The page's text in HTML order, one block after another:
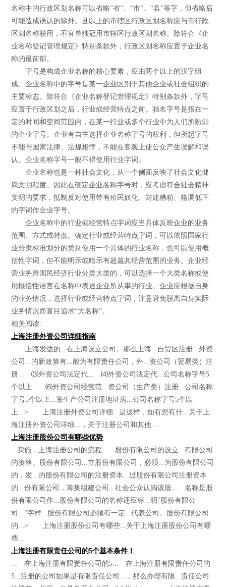
名称中的行政区划名称可以省略“省”、“市”、“县”等字，但省略后
可能造成误认的除外。县以上的市辖区行政区划名称应与市行政
区划名称联用，不宜单独冠用市辖区行政区划名称。除符合《企
业名称登记管理规定》特别条款外，行政区划名称应置于企业名
称的最前部。
字号是构成企业名称的核心要素，应由两个以上的汉字组
成。企业名称中的字号是某一企业区别于其他企业或社会组织的
主要标志。除符合《企业名称登记管理规定》特别条款外，字号
应置于行政区划之后，行业或经营特点之前。驰名字号是指在一
定的时间和空间范围内，在某一行业或多个行业中为人们所熟知
的企业字号。企业有自主选择企业名称字号的权利，但所起字号
不能与国家法律、法规相悖，不能在客观上使公众产生误解和误
认。企业名称字号一般不得使用行业字词。
企业名称也是一种社会文化，从一个侧面反映了社会文化健
康文明程度。因此在确定企业名称字号时，应考虑符合社会精神
文明的要求，抵制反对使用带有殖民奴化、封建糟粕、格调低下
的字词作企业字号。
企业名称中的行业或经营特点字词应当具体反映企业的业务
范围、方式或特点。确定行业或经营特点字词，可以依照国家行
业分类标准划分的类别使用一个具体的行业名称，也可以使用概
括性字词，但不能明示或暗示有超越其经营范围的业务。企业经
营业务跨国民经济行业分类大类的，可以选择一个大类名称或使
用概括性语言在名称中表述企业所从事的行业。企业应根据自身
的业务情况，选择行业或经营特点字词，注意避免脱离自身实际
业务情况而盲目追求“大名称”。
相关阅读:
上海注册外资公司详细指南
上海发达的...在上海设立公司。那么上海...自贸区注册...外资
公司...的新政策有...般为有限责任公司，外...资公司（贸易类）注
册... ⑶外资公司法定代... ⑷外资公司法定代...公司名称字号5
个以上... ⑹外资公司经营范...资公司（生产类）注册...公司名称
字号5个以上...资生产公司注册地址房...公司名称字号5个以
上...> 上海注册外资公司详细...是这样，如有您有什...关于上
海注册外资公司详细...，关于注册公司和其他...
上海注册股份公司有哪些优势
...实施，上海注册公司的流程... 股份有限公司的设立...有限公司
的资格。股份有限公司...立股份有限公司，必须...为股份有限公司
的，发...的股份有限公司的注册资本...过股份有限公司注册资本
的...份有限公司，筹集组建公司...社会公众认购该股... 名称是股
份有限公司作...股份有限公司的名称还应标...明"股份有限公
司..."字样...股份有限公司必须有一定...代表公司。股份有限公司
的...> 上海注册股份公司有哪些...关于上海注册股份公司有哪
些...
上海注册有限责任公司的5个基本条件！
... 在上海注册有限责任公司的5... 在上海注册有限责任公司的
5...注册的公司如果是有限责任公司...，那么办理有限...责任公司